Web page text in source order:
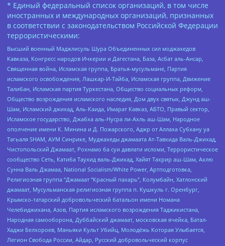
* Единый федеральный список организаций, в том числе
иностранных и международных организаций, признанных
в соответствии с законодательством Российской Федерации
террористическими:
Высший военный Маджлисуль Шура Объединенных сил моджахедов
Кавказа, Конгресс народов Ичкерии и Дагестана, База, Асбат аль-Ансар,
Священная война, Исламская группа, Братья-мусульмане, Партия
исламского освобождения, Лашкар-И-Тайба, Исламская группа, Движение
Талибан, Исламская партия Туркестана, Общество социальных реформ,
Общество возрождения исламского наследия, Дом двух святых, Джунд аш-
Шам, Исламский джихад, Аль-Каида, Имарат Кавказ, АБТО, Правый сектор,
Исламское государство, Джабха аль-Нусра ли-Ахль аш-Шам, Народное
ополчение имени К. Минина и Д. Пожарского, Аджр от Аллаха Субхану уа
Тагьаля SHAM, АУМ Синрике, Муджахеды джамаата Ат-Тавхида Валь-Джихад,
Чистопольский Джамаат, Рохнамо ба суи давлати исломи, Террористическое
сообщество Сеть, Катиба Таухид валь-Джихад, Хайят Тахрир аш-Шам, Ахлю
Сунна Валь Джамаа, National Socialism/White Power, Артподготовка,
Религиозная группа “Джамаат “Красный пахарь”, Колумбайн, Хатлонский
джамаат, Мусульманская религиозная группа п. Кушкуль г. Оренбург,
Крымско-татарский добровольческий батальон имени Номана
Челебиджихана, Азов, Партия исламского возрождения Таджикистана,
Народная самооборона, Дуббайский джамаат, московская ячейка, Батал-
Хаджи Белхороев, Маньяки Культ Убийц, Молодёжь Которая Улыбается,
Легион Свобода России, Айдар, Русский добровольческий корпус